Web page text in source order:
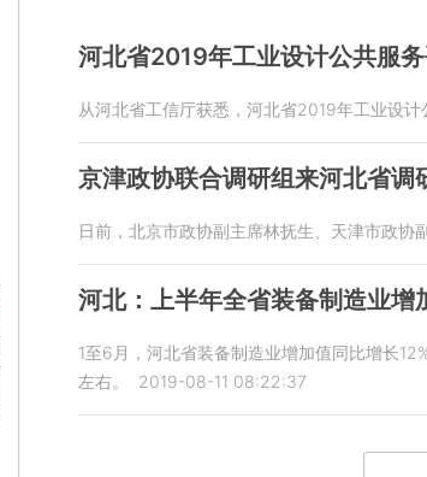
河北省2019年工业设计公共服
从河北省工信厅获悉，河北省2019年工业设
京津政协联合调研组来河北省调
日前，北京市政协副主席林抚生、天津市政协
河北：上半年全省装备制造业增
1至6月，河北省装备制造业增加值同比增长
左右。
2019-08-11 08:22:37